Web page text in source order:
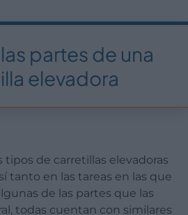
partes de una
elevadora
tanto en las tareas en las que
de las partes que las
todas cuentan con similares